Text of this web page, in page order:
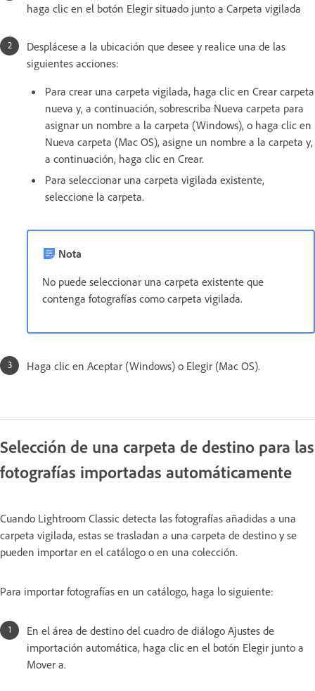
haga clic en el botón Elegir situado junto a Carpeta vigilada
Desplácese a la ubicación que desee y realice una de las
siguientes acciones:
Para crear una carpeta vigilada, haga clic en Crear carpeta
nueva y, a continuación, sobrescriba Nueva carpeta para
asignar un nombre a la carpeta (Windows), o haga clic en
Nueva carpeta (Mac OS), asigne un nombre a la carpeta y,
a continuación, haga clic en Crear.
Para seleccionar una carpeta vigilada existente,
seleccione la carpeta.
Nota
No puede seleccionar una carpeta existente que
contenga fotografías como carpeta vigilada.
Haga clic en Aceptar (Windows) o Elegir (Mac OS).
Selección de una carpeta de destino para las
fotografías importadas automáticamente
Cuando Lightroom Classic detecta las fotografías añadidas a una
carpeta vigilada, estas se trasladan a una carpeta de destino y se
pueden importar en el catálogo o en una colección.
Para importar fotografías en un catálogo, haga lo siguiente:
En el área de destino del cuadro de diálogo Ajustes de
importación automática, haga clic en el botón Elegir junto a
Mover a.